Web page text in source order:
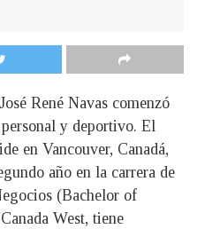
René Navas comenzó
y deportivo. El
en Vancouver, Canadá,
año en la carrera de
(Bachelor of
West, tiene